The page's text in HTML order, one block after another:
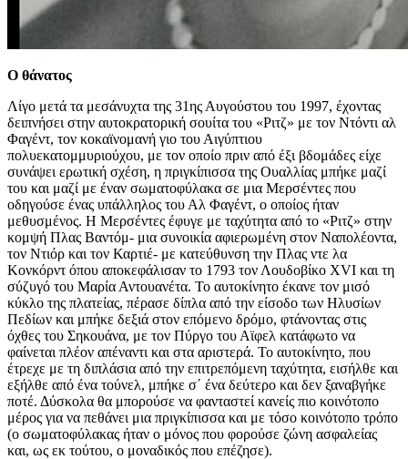
Ο θάνατος
Λίγο μετά τα μεσάνυχτα της 31ης Αυγούστου του 1997, έχοντας
δειπνήσει στην αυτοκρατορική σουίτα του «Ριτζ» με τον Ντόντι αλ
Φαγέντ, τον κοκαϊνομανή γιο του Αιγύπτιου
πολυεκατομμυριούχου, με τον οποίο πριν από έξι βδομάδες είχε
συνάψει ερωτική σχέση, η πριγκίπισσα της Ουαλλίας μπήκε μαζί
του και μαζί με έναν σωματοφύλακα σε μια Μερσέντες που
οδηγούσε ένας υπάλληλος του Αλ Φαγέντ, ο οποίος ήταν
μεθυσμένος. Η Μερσέντες έφυγε με ταχύτητα από το «Ριτζ» στην
κομψή Πλας Βαντόμ- μια συνοικία αφιερωμένη στον Ναπολέοντα,
τον Ντιόρ και τον Καρτιέ- με κατεύθυνση την Πλας ντε λα
Κονκόρντ όπου αποκεφάλισαν το 1793 τον Λουδοβίκο ΧVΙ και τη
σύζυγό του Μαρία Αντουανέτα. Το αυτοκίνητο έκανε τον μισό
κύκλο της πλατείας, πέρασε δίπλα από την είσοδο των Ηλυσίων
Πεδίων και μπήκε δεξιά στον επόμενο δρόμο, φτάνοντας στις
όχθες του Σηκουάνα, με τον Πύργο του Αϊφελ κατάφωτο να
φαίνεται πλέον απέναντι και στα αριστερά. Το αυτοκίνητο, που
έτρεχε με τη διπλάσια από την επιτρεπόμενη ταχύτητα, εισήλθε και
εξήλθε από ένα τούνελ, μπήκε σ΄ ένα δεύτερο και δεν ξαναβγήκε
ποτέ. Δύσκολα θα μπορούσε να φανταστεί κανείς πιο κοινότοπο
μέρος για να πεθάνει μια πριγκίπισσα και με τόσο κοινότοπο τρόπο
(ο σωματοφύλακας ήταν ο μόνος που φορούσε ζώνη ασφαλείας
και, ως εκ τούτου, ο μοναδικός που επέζησε).